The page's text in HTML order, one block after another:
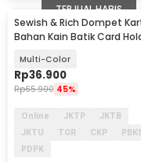
TERJUAL HABIS
Sewish & Rich Dompet
Bahan Kain Batik Card
Multi-Color
Rp36.900
Rp65.900 45%
Online JKTP
JKTB
JKTU
TGR CKP
PDPK